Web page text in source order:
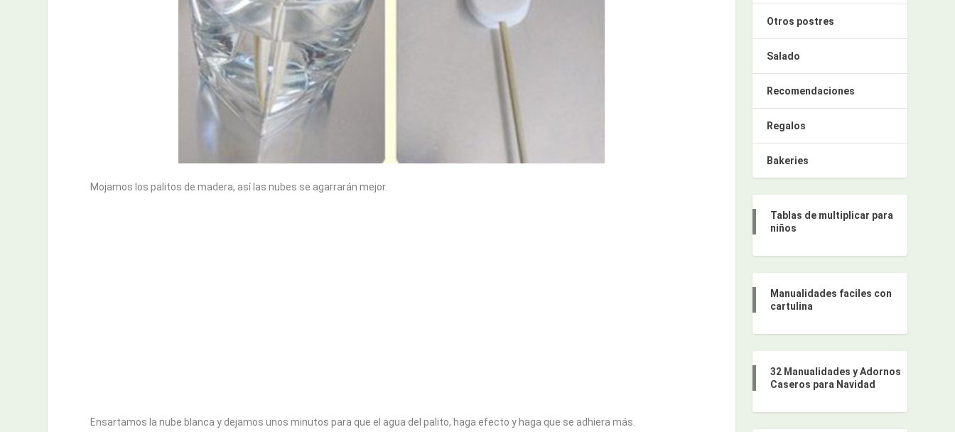
Mojamos los palitos de madera, así las nubes se agarrarán mejor.
Ensartamos la nube blanca y dejamos unos minutos para que el agua del palito, haga efecto y haga que se adhiera más.
Otros postres
Salado
Recomendaciones
Regalos
Bakeries
Tablas de multiplicar para
niños
Manualidades faciles con
cartulina
32 Manualidades y Adornos
Caseros para Navidad